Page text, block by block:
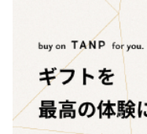
04 ＜クランチチョコレー
イト 60g
05 葉山のショコラ・カロ